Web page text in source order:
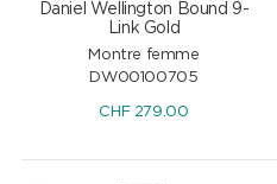
Daniel Wellington Bound 9-
Link Gold
Montre femme
DW00100705
CHF 279.00